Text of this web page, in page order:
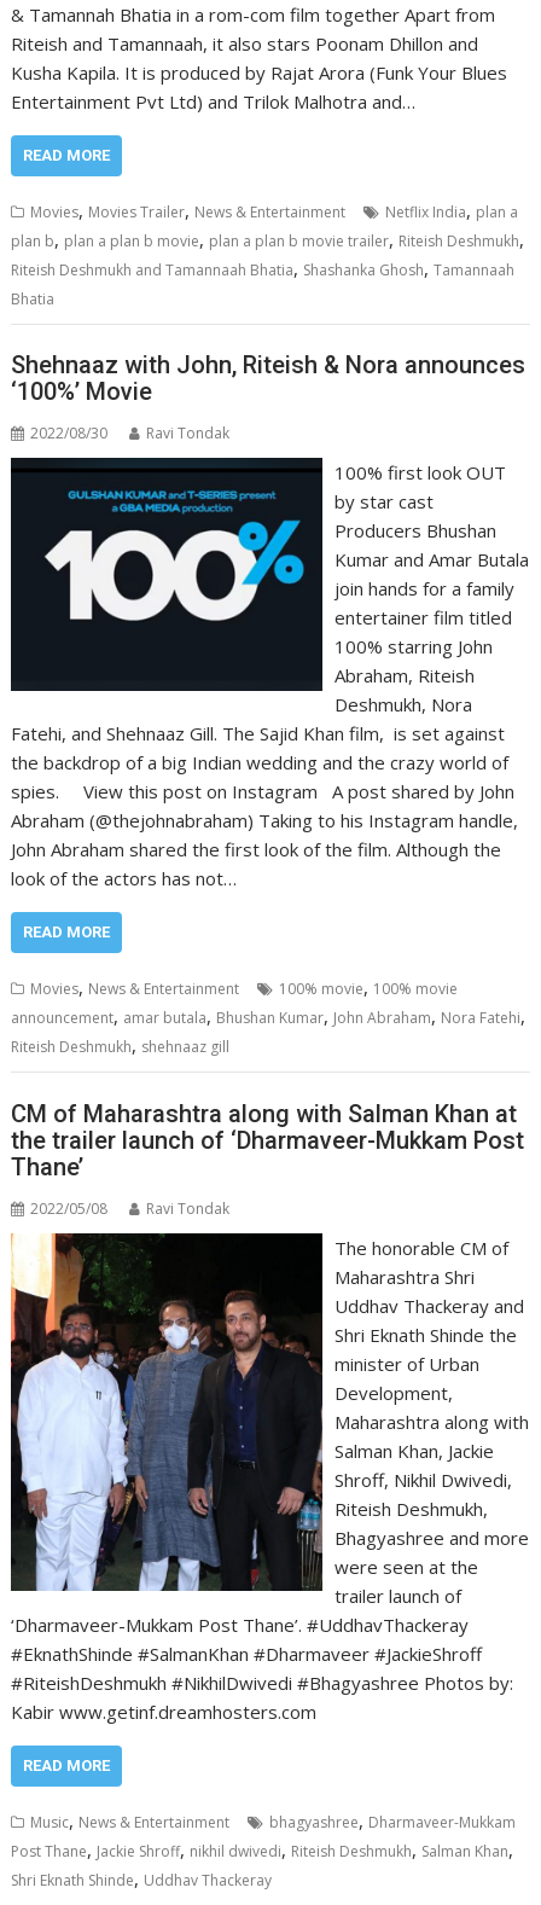
& Tamannah Bhatia in a rom-com film together Apart from
Riteish and Tamannaah, it also stars Poonam Dhillon and
Kusha Kapila. It is produced by Rajat Arora (Funk Your Blues
Entertainment Pvt Ltd) and Trilok Malhotra and…
READ MORE
Movies, Movies Trailer, News & Entertainment Netflix India, plan a
plan b, plan a plan b movie, plan a plan b movie trailer, Riteish Deshmukh,
Riteish Deshmukh and Tamannaah Bhatia, Shashanka Ghosh,Tamannaah
Bhatia
Shehnaaz with John, Riteish & Nora announces
‘100%’ Movie
2022/08/30 Ravi Tondak
100% first look OUT
by star cast
Producers Bhushan
Kumar and Amar Butala
join hands for a family
entertainer film titled
100% starring John
Abraham, Riteish
Deshmukh, Nora
Fatehi, and Shehnaaz Gill. The Sajid Khan film, is set against
the backdrop of a big Indian wedding and the crazy world of
spies. View this post on Instagram A post shared by John
Abraham (@thejohnabraham) Taking to his Instagram handle,
John Abraham shared the first look of the film. Although the
look of the actors has not…
READ MORE
Movies, News & Entertainment 100% movie, 100% movie
announcement, amar butala, Bhushan Kumar, John Abraham, Nora Fatehi,
Riteish Deshmukh, shehnaaz gill
CM of Maharashtra along with Salman Khan at
the trailer launch of ‘Dharmaveer-Mukkam Post
Thane’
2022/05/08 Ravi Tondak
The honorable CM of
Maharashtra Shri
Uddhav Thackeray and
Shri Eknath Shinde the
minister of Urban
Development,
Maharashtra along with
Salman Khan, Jackie
Shroff, Nikhil Dwivedi,
Riteish Deshmukh,
Bhagyashree and more
were seen at the
trailer launch of
‘Dharmaveer-Mukkam Post Thane’. #UddhavThackeray
#EknathShinde #SalmanKhan #Dharmaveer #JackieShroff
#RiteishDeshmukh #NikhilDwivedi #Bhagyashree Photos by:
Kabir www.getinf.dreamhosters.com
READ MORE
Music, News & Entertainment bhagyashree, Dharmaveer-Mukkam
Post Thane, Jackie Shroff, nikhil dwivedi, Riteish Deshmukh, Salman Khan,
Shri Eknath Shinde, Uddhav Thackeray